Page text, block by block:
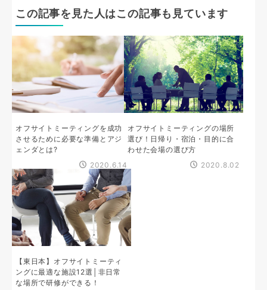
この記事を見た人はこの記事も見ています
オフサイトミーティングを成功
させるために必要な準備とアジ
ェンダとは?
2020.6.14
オフサイトミーティングの場所
選び！日帰り・宿泊・目的に合
わせた会場の選び方
2020.8.02
【東日本】オフサイトミーティ
ングに最適な施設12選│非日常
な場所で研修ができる！